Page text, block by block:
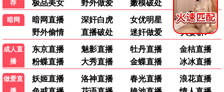
决战巅峰 极速营救
热播剧集